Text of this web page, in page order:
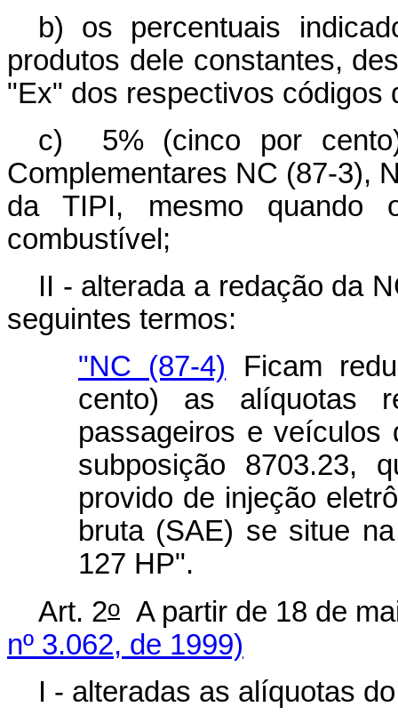
b) os percentuais
produtos dele constantes,
"Ex" dos respectivos códigos
c) 5% (cinco por
Complementares NC (87-3),
da TIPI, mesmo quando
combustível;
II - alterada a redação da
seguintes termos:
"NC (87-4) Ficam
cento) as alíquotas
passageiros e veículos
subposição 8703.23,
provido de injeção
bruta (SAE) se situe
127 HP".
Art. 2o A partir de 18 de
nº 3.062, de 1999)
I - alteradas as alíquotas